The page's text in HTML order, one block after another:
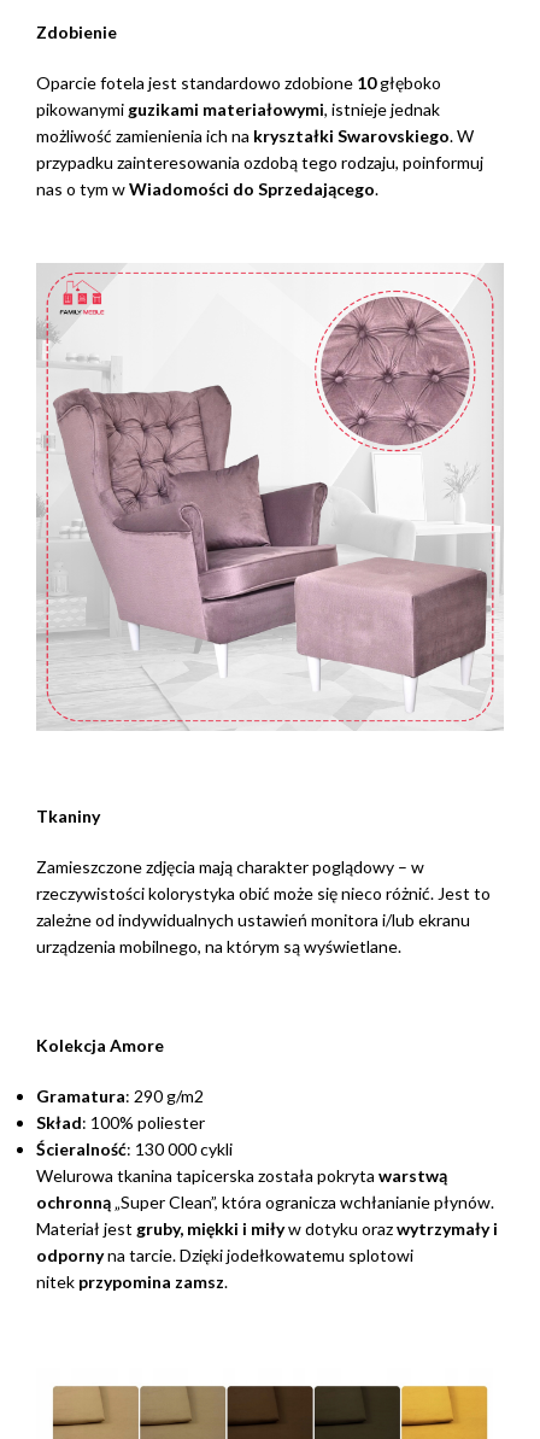
Zdobienie
Oparcie fotela jest standardowo zdobione 10głęboko
pikowanymi guzikami materiałowymi, istnieje jednak
możliwość zamienienia ich na kryształki Swarovskiego. W
przypadku zainteresowania ozdobą tego rodzaju, poinformuj
nas o tym wWiadomości do Sprzedającego.
Tkaniny
Zamieszczone zdjęcia mają charakter poglądowy – w
rzeczywistości kolorystyka obić może się nieco różnić. Jest to
zależne od indywidualnych ustawień monitora i/lub ekranu
urządzenia mobilnego, na którym są wyświetlane.
Kolekcja Amore
Gramatura: 290 g/m2
Skład: 100% poliester
Ścieralność: 130 000 cykli
Welurowa tkanina tapicerska została pokryta warstwą
ochronną„Super Clean”, która ogranicza wchłanianie płynów.
Materiał jest gruby, miękki i miływ dotyku orazwytrzymały i
odpornyna tarcie. Dzięki jodełkowatemu splotowi
nitek przypomina zamsz.